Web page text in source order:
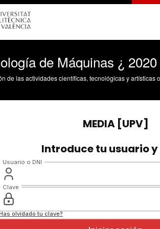
de Máquinas ¿
de las actividades científicas, tecnológicas y artísticas